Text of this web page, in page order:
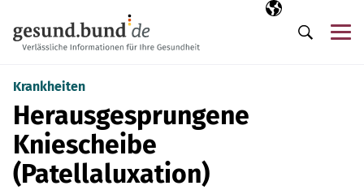
Ausgewählte
DE
Suche
Krankheiten
Herausgesprungene
Kniescheibe
(Patellaluxation)